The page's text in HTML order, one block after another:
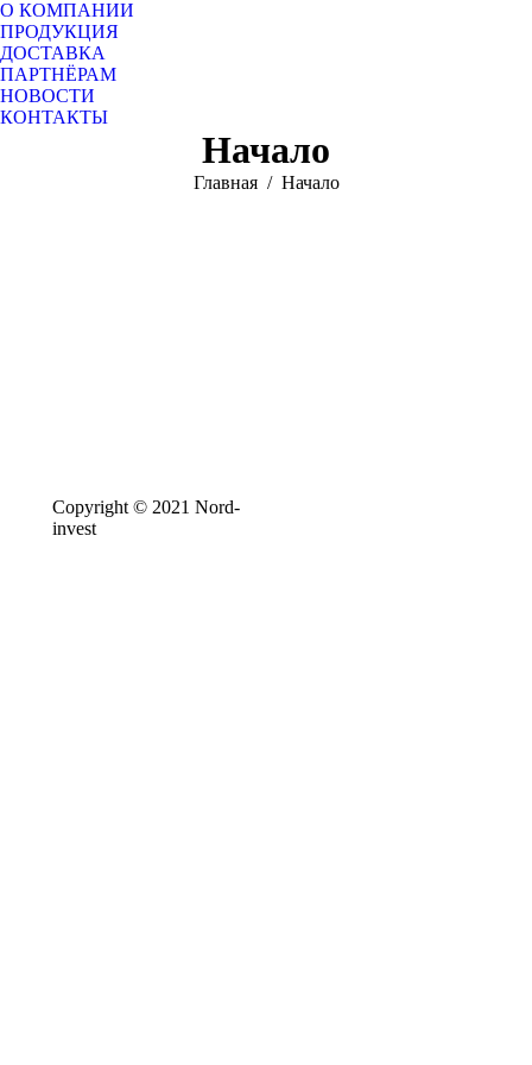
О КОМПАНИИ
ПРОДУКЦИЯ
ДОСТАВКА
ПАРТНЁРАМ
НОВОСТИ
КОНТАКТЫ
Начало
Вы здесь:
Главная Начало
Copyright © 2021 Nord-
invest